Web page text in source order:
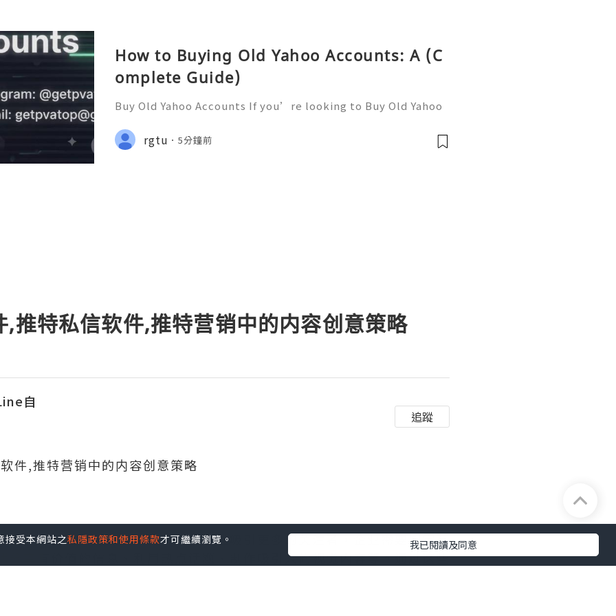
受本網站之私隱政策和使用條款才可繼續瀏覽。 我已閱讀及同意
How to Buying Old Yahoo Accounts: A (C
omplete Guide)
Buy Old Yahoo Accounts If you’re looking to Buy Old Yahoo
ffers reliable aged Yahoo accounts designed to support a var
iety of legitimate onlin
rgtu 5分鐘前
,推特私信软件,推特营销中的内容创意策略
自
追蹤
件,推特营销中的内容创意策略
可少的营销手段之一。为了在推特上吸引更多的关注者，企业需要制定有
分享有价值的信息、利用热点话题、制作吸引人的视觉内容等。通过这些